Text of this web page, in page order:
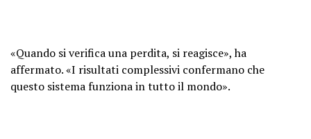
«Quando si verifica una perdita, si reagisce», ha
affermato. «I risultati complessivi confermano che
questo sistema funziona in tutto il mondo».